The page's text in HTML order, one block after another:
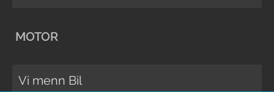
MOTOR
Vi menn Bil